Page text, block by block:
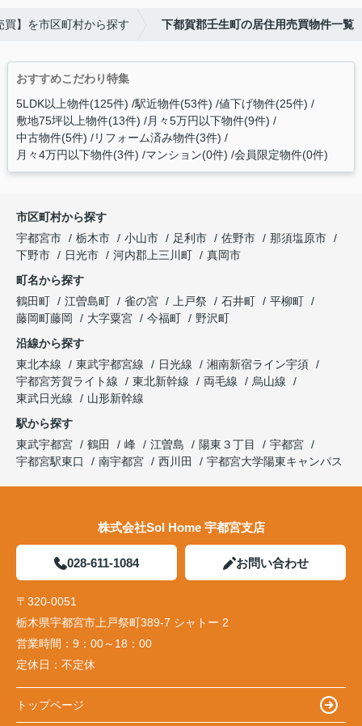
買】を市区町村から探す 下都賀郡壬生町の居住用売買物件一覧
おすすめこだわり特集
5LDK以上物件(125件) 駅近物件(53件) 値下げ物件(25件)
敷地75坪以上物件(13件) 月々5万円以下物件(9件)
中古物件(5件) リフォーム済み物件(3件)
月々4万円以下物件(3件) マンション(0件) 会員限定物件(0件)
市区町村から探す
宇都宮市
栃木市 小山市 足利市 佐野市
那須塩原市
下野市
日光市 河内郡上三川町
真岡市
町名から探す
鶴田町
江曽島町 雀の宮 上戸祭 石井町
平柳町
藤岡町藤岡
大字粟宮 今福町
野沢町
沿線から探す
東北本線
東武宇都宮線 日光線
湘南新宿ライン宇須
宇都宮芳賀ライト線
東北新幹線 両毛線
烏山線
東武日光線
山形新幹線
駅から探す
東武宇都宮
鶴田 峰 江曽島 陽東３丁目
宇都宮
宇都宮駅東口
南宇都宮 西川田 宇都宮大学陽東キャンパス
株式会社Sol Home 宇都宮支店
028-611-1084 お問い合わせ
〒320-0051
栃木県宇都宮市上戸祭町389-7 シャトー 2
営業時間： 9：00～18：00
定休日： 不定休
トップページ